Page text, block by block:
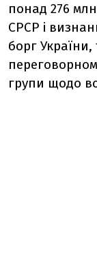
понад 276
СРСР і
борг
групи щодо